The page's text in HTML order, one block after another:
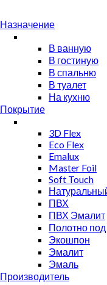
Назначение
В ванную
В гостиную
В спальню
В туалет
На кухню
Покрытие
3D Flex
Eco Flex
Emalux
Master Foil
Soft Touch
ПВХ
ПВХ Эмалит
Полотно под
Экошпон
Эмалит
Эмаль
Производитель